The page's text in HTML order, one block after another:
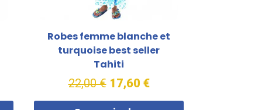
Robes femme blanche et
turquoise best seller
Tahiti
22,00 € 17,60 €